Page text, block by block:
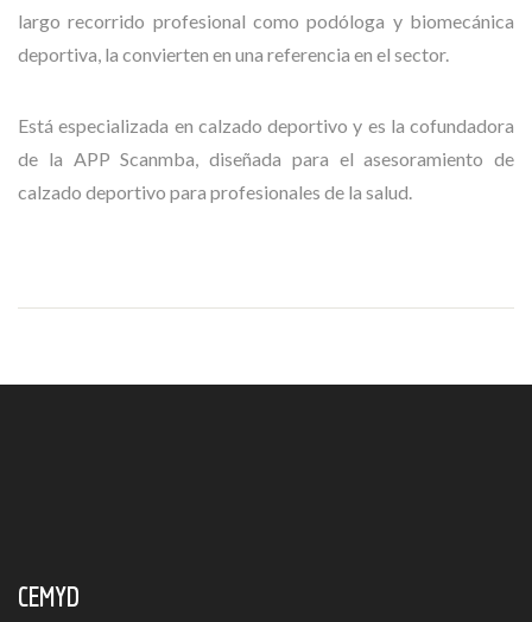
largo recorrido profesional como podóloga y biomecánica
deportiva, la convierten en una referencia en el sector.
Está especializada en calzado deportivo y es la cofundadora
de la APP Scanmba, diseñada para el asesoramiento de
calzado deportivo para profesionales de la salud.
CEMYD